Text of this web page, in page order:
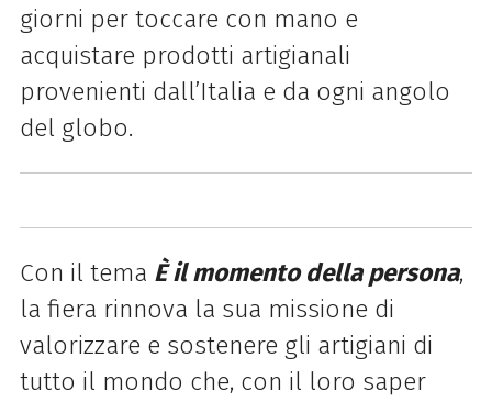
giorni per toccare con mano e
acquistare prodotti artigianali
provenienti dall’Italia e da ogni angolo
del globo.
Con il tema È il momento della persona,
la fiera rinnova la sua missione di
valorizzare e sostenere gli artigiani di
tutto il mondo che, con il loro saper